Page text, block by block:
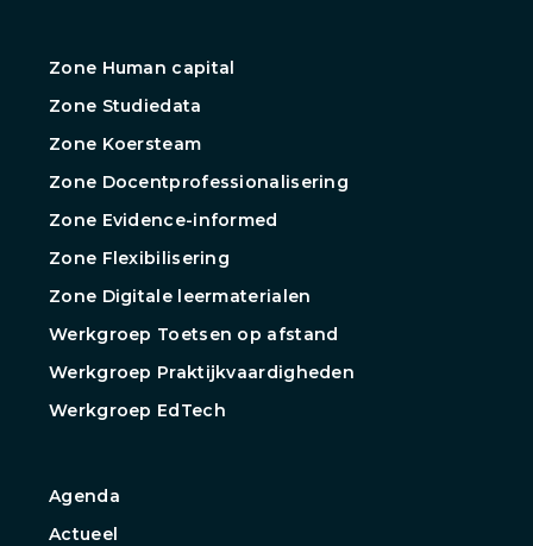
Zone Human capital
Zone Studiedata
Zone Koersteam
Zone Docentprofessionalisering
Zone Evidence-informed
Zone Flexibilisering
Zone Digitale leermaterialen
Werkgroep Toetsen op afstand
Werkgroep Praktijkvaardigheden
Werkgroep EdTech
Agenda
Actueel